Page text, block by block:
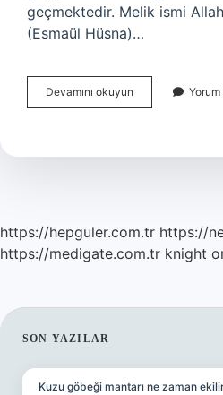
geçmektedir. Melik ismi
(Esmaül Hüsna)…
Devamını okuyun
Ismini
Mi
Yorum
https://hepguler.com.tr https://
https://medigate.com.tr knight
SIDEBAR
SON YAZILAR
Kuzu göbeği mantarı ne zaman